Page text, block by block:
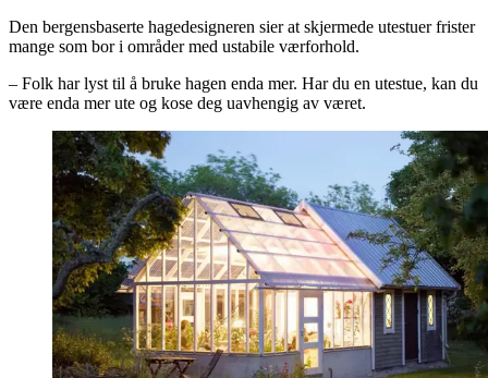
Den bergensbaserte hagedesigneren sier at skjermede utestuer frister
mange som bor i områder med ustabile værforhold.
– Folk har lyst til å bruke hagen enda mer. Har du en utestue, kan du
være enda mer ute og kose deg uavhengig av været.